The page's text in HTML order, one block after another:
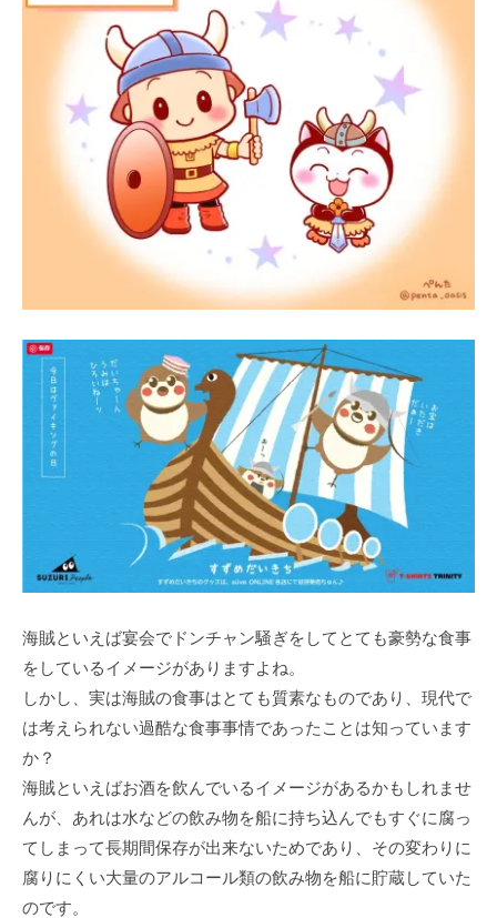
海賊といえば宴会でドンチャン騒ぎをしてとても豪勢な食事
をしているイメージがありますよね。
しかし、実は海賊の食事はとても質素なものであり、現代で
は考えられない過酷な食事事情であったことは知っています
か？
海賊といえばお酒を飲んでいるイメージがあるかもしれませ
んが、あれは水などの飲み物を船に持ち込んでもすぐに腐っ
てしまって長期間保存が出来ないためであり、その変わりに
腐りにくい大量のアルコール類の飲み物を船に貯蔵していた
のです。